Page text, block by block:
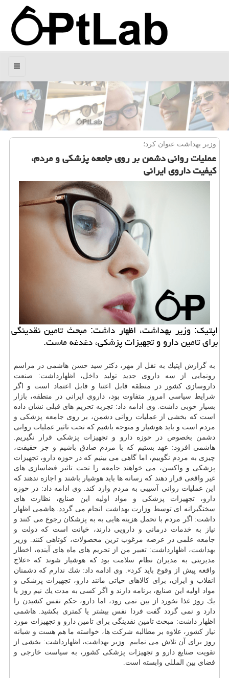
منو
وزیر بهداشت عنوان كرد؛
عملیات روانی دشمن بر روی جامعه پزشكی و مردم،
كیفیت داروی ایرانی
اپتیك: وزیر بهداشت، اظهار داشت: مبحث تامین نقدینگی
برای تامین دارو و تجهیزات پزشكی، دغدغه ماست.
به گزارش اپتیك به نقل از مهر، دكتر سید حسن هاشمی در مراسم
رونمایی از سه داروی جدید تولید داخل، اظهارداشت: صنعت
داروسازی كشور در منطقه قابل اعتنا و قابل اعتماد است و اگر
شرایط سیاسی امروز متفاوت بود، داروی ایرانی در منطقه، بازار
بسیار خوبی داشت. وی ادامه داد: تجربه تحریم های قبلی نشان داده
است كه بخشی از عملیات روانی دشمن، بر روی جامعه پزشكی و
مردم است و باید هوشیار و متوجه باشیم كه تحت تاثیر عملیات روانی
دشمن بخصوص در حوزهدارو و تجهیزات پزشكی قرار نگیریم.
هاشمی افزود: عهد بستیم كه با مردم صادق باشیم و جز حقیقت،
چیزی به مردم نگوییم، اما گاهی می بینیم كه در حوزه دارو، تجهیزات
پزشكی و واكسن، می خواهند جامعه را تحت تاثیر فضاسازی های
غیر واقعی قرار دهند كه رسانه ها باید هوشیار باشند و اجازه ندهند كه
این عملیات روانی آسیبی به مردم وارد كند. وی ادامه داد: در حوزه
دارو، تجهیزات پزشكی و مواد اولیه این صنایع، نظارت های
سختگیرانه ای توسط وزارت بهداشت انجام می گردد. هاشمی اظهار
داشت: اگر مردم با تحمل هزینه هایی به به پزشكان رجوع می كنند و
نیاز به خدمات درمانی و دارویی دارند، خیانت است كه دولت و
جامعه علمی در عرضه مرغوب ترین محصولات، كوتاهی كنند. وزیر
بهداشت، اظهارداشت: تعبیر من از تحریم های ماه های آینده، اخطار
مدیریتی به مدیران نظام سلامت بود كه هوشیار شوند كه «علاج
واقعه پیش از وقوع باید كرد». وی ادامه داد: شك ندارم كه دشمنان
انقلاب و ایران، برای كالاهای حیاتی مانند دارو، تجهیزات پزشكی و
مواد اولیه این صنایع، برنامه دارند و اگر كسی به مدت یك نیم روز یا
یك روز غذا نخورد از بین نمی رود، اما دارو، حكم نفس كشیدن را
دارد و نمی گردد گفت فردا نفس بیشتر یا كمتری بكشید. هاشمی
اظهار داشت: مبحث تامین نقدینگی برای تامیندارو و تجهیزات مورد
نیاز كشور، علاوه بر مطالبه شركت ها، خواسته ما هم هست و شبانه
روز برای آن تلاش می نماییم. وزیر بهداشت، اظهارداشت: بخشی از
تقویت صنایع دارو و تجهیزات پزشكی كشور، به سیاست خارجی و
فضای بین المللی وابسته است.